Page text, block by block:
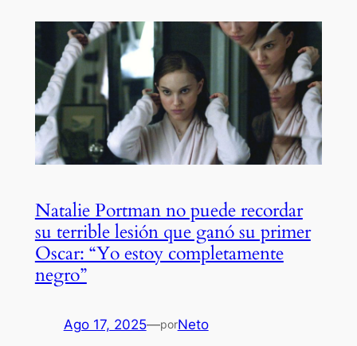
Natalie Portman no puede recordar
su terrible lesión que ganó su primer
Oscar: “Yo estoy completamente
negro”
Ago 17, 2025—porNeto